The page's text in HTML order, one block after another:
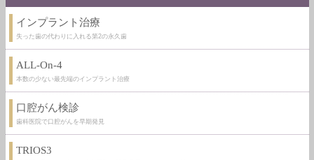
インプラント治療
失った歯の代わりに入れる第2の永久歯
ALL-On-4
本数の少ない最先端のインプラント治療
口腔がん検診
歯科医院で口腔がんを早期発見
TRIOS3